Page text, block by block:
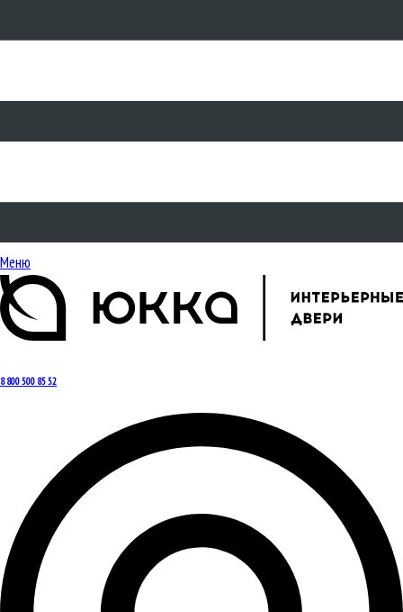
Меню
8 800 500 85 52